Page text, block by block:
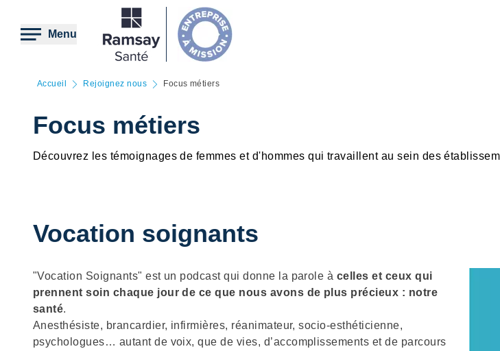
contenu
principal
Menu
Accueil Rejoignez nous Focus métiers
Focus métiers
Découvrez les témoignages de femmes et d'hommes qui travaillent au sein des
Vocation soignants
Description
"Vocation Soignants" est un podcast qui donne la parole à celles et ceux qui
prennent soin chaque jour de ce que nous avons de plus précieux : notre
santé.
Anesthésiste, brancardier, infirmières, réanimateur, socio-esthéticienne,
psychologues… autant de voix, que de vies, d’accomplissements et de parcours